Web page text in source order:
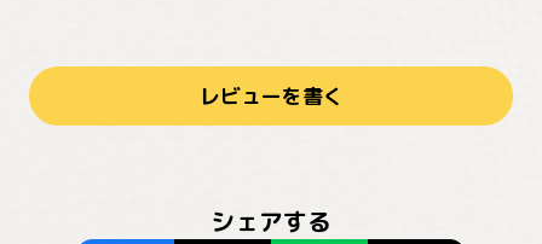
レビューを書く
シェアする